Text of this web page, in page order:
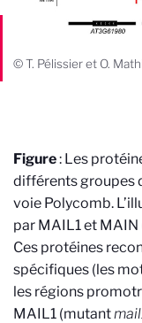
© T. Pélissier et O.
Figure: Les
différents groupes
voie Polycomb.
par MAIL1 et
Ces protéines
spécifiques (les
les régions
MAIL1 (mutant